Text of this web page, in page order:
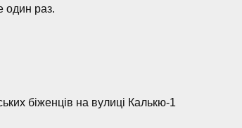
один раз.
біженців на вулиці Калькю-1